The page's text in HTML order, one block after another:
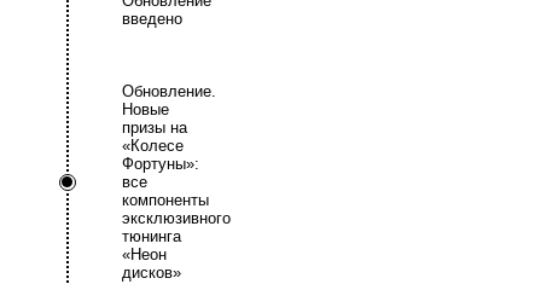
введено
Обновление.
Новые
призы на
«Колесе
Фортуны»:
все
компоненты
эксклюзивного
тюнинга
«Неон
дисков»